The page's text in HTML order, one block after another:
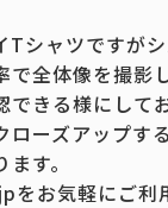
シャツですが
で全体像を撮影
きる様にしてお
ーズアップす
す。
をお気軽にご利